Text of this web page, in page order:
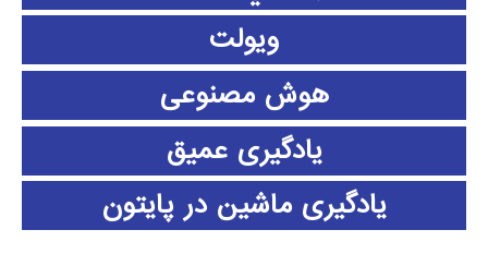
ویولت
هوش مصنوعی
یادگیری عمیق
یادگیری ماشین در پایتون